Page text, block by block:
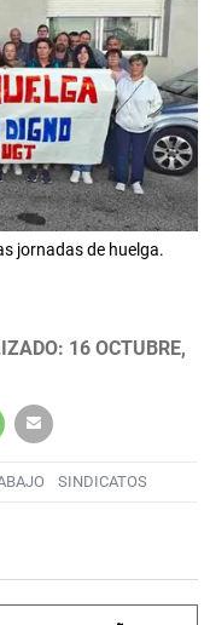
jornadas de huelga.
16 OCTUBRE,
SINDICATOS